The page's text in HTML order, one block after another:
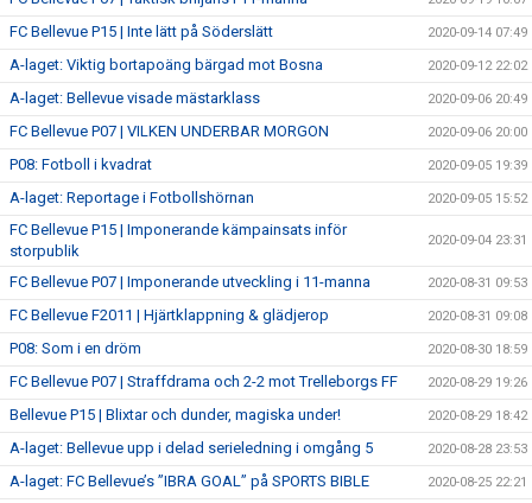
FC Bellevue P15 | Inte lätt på Söderslätt 2020-09-14 07:49
A-laget: Viktig bortapoäng bärgad mot Bosna 2020-09-12 22:02
A-laget: Bellevue visade mästarklass 2020-09-06 20:49
FC Bellevue P07 | VILKEN UNDERBAR MORGON 2020-09-06 20:00
P08: Fotboll i kvadrat 2020-09-05 19:39
A-laget: Reportage i Fotbollshörnan 2020-09-05 15:52
FC Bellevue P15 | Imponerande kämpainsats inför
storpublik
2020-09-04 23:31
FC Bellevue P07 | Imponerande utveckling i 11-manna 2020-08-31 09:53
FC Bellevue F2011 | Hjärtklappning & glädjerop 2020-08-31 09:08
P08: Som i en dröm 2020-08-30 18:59
FC Bellevue P07 | Straffdrama och 2-2 mot Trelleborgs FF 2020-08-29 19:26
Bellevue P15 | Blixtar och dunder, magiska under! 2020-08-29 18:42
A-laget: Bellevue upp i delad serieledning i omgång 5 2020-08-28 23:53
A-laget: FC Bellevue’s ”IBRA GOAL” på SPORTS BIBLE 2020-08-25 22:21